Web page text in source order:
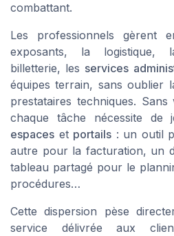
combattant.
Les professionnels gèrent
exposants, la logistique,
billetterie, les services
équipes terrain, sans oublier
prestataires techniques. Sans
chaque tâche nécessite de
espaces et portails : un outil
autre pour la facturation, un
tableau partagé pour le
procédures…
Cette dispersion pèse
service délivrée aux